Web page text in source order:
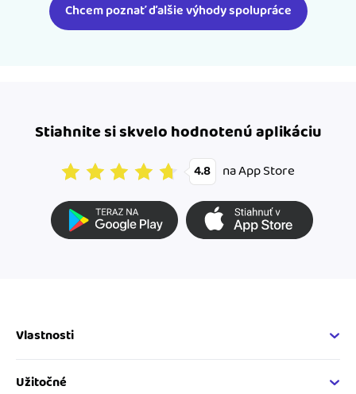
Chcem poznať ďalšie výhody spolupráce
Stiahnite si skvelo hodnotenú aplikáciu
4.8 na App Store
Vlastnosti
Fakturačné vlastnosti
Online fakturácia
Užitočné